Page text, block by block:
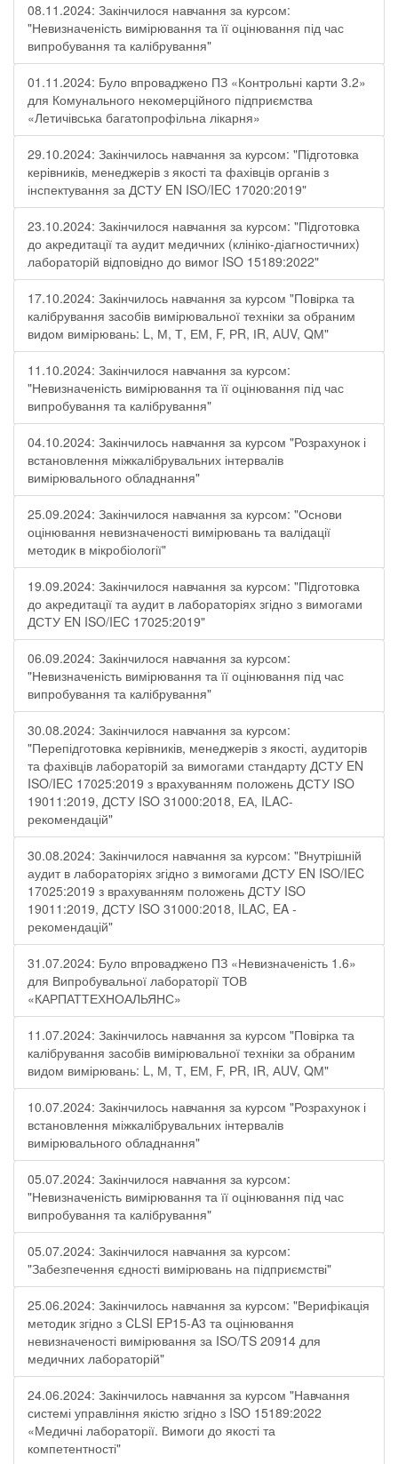
08.11.2024: Закінчилося навчання за курсом:
"Невизначеність вимірювання та її оцінювання під час
випробування та калібрування"
01.11.2024: Було впроваджено ПЗ «Контрольні карти 3.2»
для Комунального некомерційного підприємства
«Летичівська багатопрофільна лікарня»
29.10.2024: Закінчилось навчання за курсом: "Підготовка
керівників, менеджерів з якості та фахівців органів з
інспектування за ДСТУ EN ISO/IEC 17020:2019"
23.10.2024: Закінчилося навчання за курсом: "Підготовка
до акредитації та аудит медичних (клініко-діагностичних)
лабораторій відповідно до вимог ISO 15189:2022"
17.10.2024: Закінчилось навчання за курсом "Повірка та
калібрування засобів вимірювальної техніки за обраним
видом вимірювань: L, М, Т, ЕМ, F, РR, ІR, АUV, QМ"
11.10.2024: Закінчилося навчання за курсом:
"Невизначеність вимірювання та її оцінювання під час
випробування та калібрування"
04.10.2024: Закінчилось навчання за курсом "Розрахунок і
встановлення міжкалібрувальних інтервалів
вимірювального обладнання"
25.09.2024: Закінчилося навчання за курсом: "Основи
оцінювання невизначеності вимірювань та валідації
методик в мікробіології"
19.09.2024: Закінчилося навчання за курсом: "Підготовка
до акредитації та аудит в лабораторіях згідно з вимогами
ДСТУ EN ISO/IEC 17025:2019"
06.09.2024: Закінчилося навчання за курсом:
"Невизначеність вимірювання та її оцінювання під час
випробування та калібрування"
30.08.2024: Закінчилося навчання за курсом:
"Перепідготовка керівників, менеджерів з якості, аудиторів
та фахівців лабораторій за вимогами стандарту ДСТУ EN
ISO/IEC 17025:2019 з врахуванням положень ДСТУ ISO
19011:2019, ДСТУ ISO 31000:2018, ЕА, ILAC-
рекомендацій"
30.08.2024: Закінчилося навчання за курсом: "Внутрішній
аудит в лабораторіях згідно з вимогами ДСТУ EN ISO/IEC
17025:2019 з врахуванням положень ДСТУ ISO
19011:2019, ДСТУ ISO 31000:2018, ILAC, EA -
рекомендацій"
31.07.2024: Було впроваджено ПЗ «Невизначеність 1.6»
для Випробувальної лабораторії ТОВ
«КАРПАТТЕХНОАЛЬЯНС»
11.07.2024: Закінчилось навчання за курсом "Повірка та
калібрування засобів вимірювальної техніки за обраним
видом вимірювань: L, М, Т, ЕМ, F, РR, ІR, АUV, QМ"
10.07.2024: Закінчилось навчання за курсом "Розрахунок і
встановлення міжкалібрувальних інтервалів
вимірювального обладнання"
05.07.2024: Закінчилося навчання за курсом:
"Невизначеність вимірювання та її оцінювання під час
випробування та калібрування"
05.07.2024: Закінчилося навчання за курсом:
"Забезпечення єдності вимірювань на підприємстві"
25.06.2024: Закінчилось навчання за курсом: "Верифікація
методик згідно з CLSI EP15-A3 та оцінювання
невизначеності вимірювання за ISО/TS 20914 для
медичних лабораторій"
24.06.2024: Закінчилось навчання за курсом "Навчання
системі управління якістю згідно з ISO 15189:2022
«Медичні лабораторії. Вимоги до якості та
компетентності"